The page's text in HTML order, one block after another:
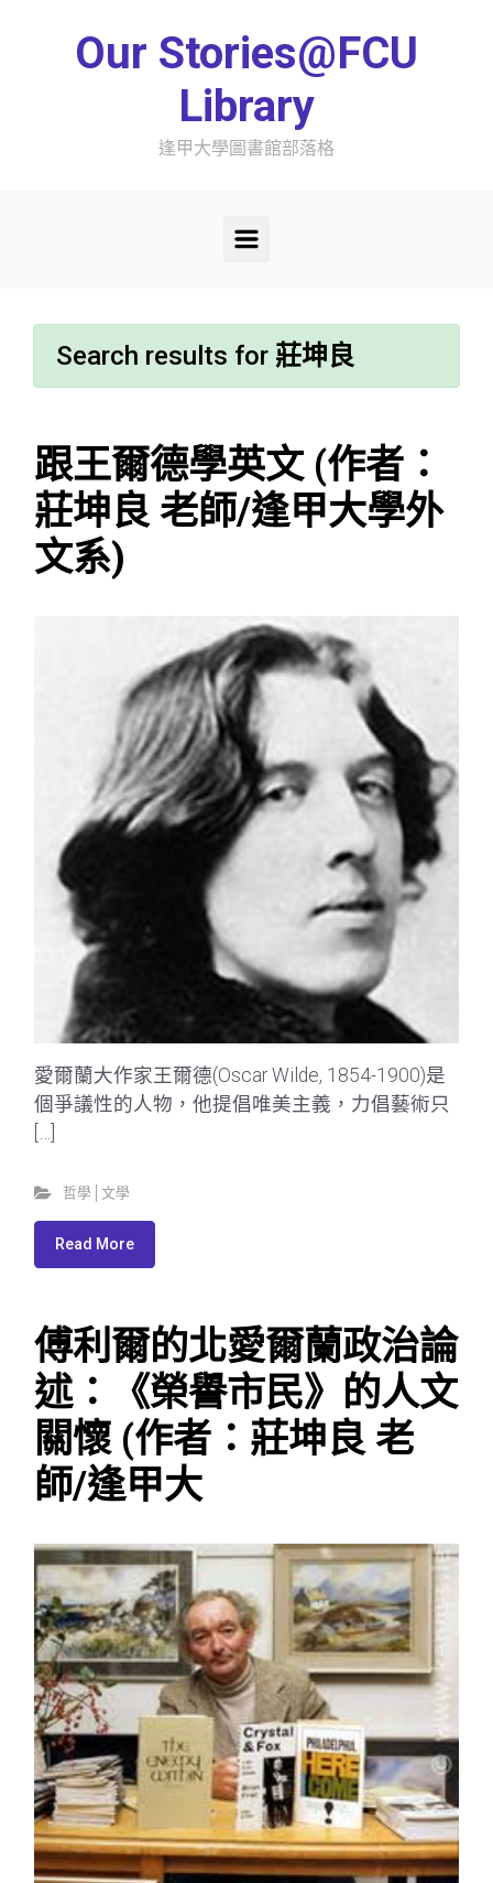
Our Stories@FCU
Library
逢甲大學圖書館部落格
Search results for 莊坤良
跟王爾德學英文 (作者：
莊坤良 老師/逢甲大學外
文系)
愛爾蘭大作家王爾德(Oscar Wilde, 1854-1900)是
個爭議性的人物，他提倡唯美主義，力倡藝術只
哲學│文學
Read More
傅利爾的北愛爾蘭政治論
述：《榮譽市民》的人文
關懷 (作者：莊坤良 老
師/逢甲大